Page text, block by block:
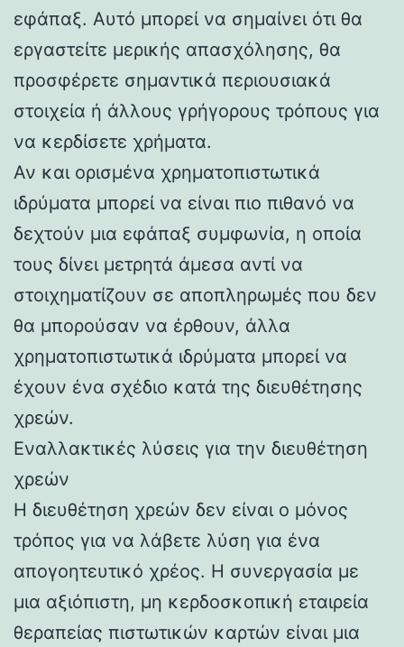
εφάπαξ. Αυτό μπορεί να σημαίνει ότι θα
εργαστείτε μερικής απασχόλησης, θα
προσφέρετε σημαντικά περιουσιακά
στοιχεία ή άλλους γρήγορους τρόπους για
να κερδίσετε χρήματα.
Αν και ορισμένα χρηματοπιστωτικά
ιδρύματα μπορεί να είναι πιο πιθανό να
δεχτούν μια εφάπαξ συμφωνία, η οποία
τους δίνει μετρητά άμεσα αντί να
στοιχηματίζουν σε αποπληρωμές που δεν
θα μπορούσαν να έρθουν, άλλα
χρηματοπιστωτικά ιδρύματα μπορεί να
έχουν ένα σχέδιο κατά της διευθέτησης
χρεών.
Εναλλακτικές λύσεις για την διευθέτηση
χρεών
Η διευθέτηση χρεών δεν είναι ο μόνος
τρόπος για να λάβετε λύση για ένα
απογοητευτικό χρέος. Η συνεργασία με
μια αξιόπιστη, μη κερδοσκοπική εταιρεία
θεραπείας πιστωτικών καρτών είναι μια